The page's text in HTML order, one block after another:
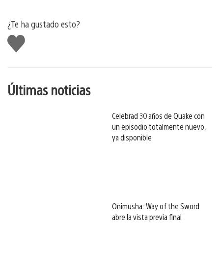
¿Te ha gustado esto?
Me
gusta
Últimas noticias
Celebrad 30 años de Quake con
un episodio totalmente nuevo,
ya disponible
Onimusha: Way of the Sword
abre la vista previa final